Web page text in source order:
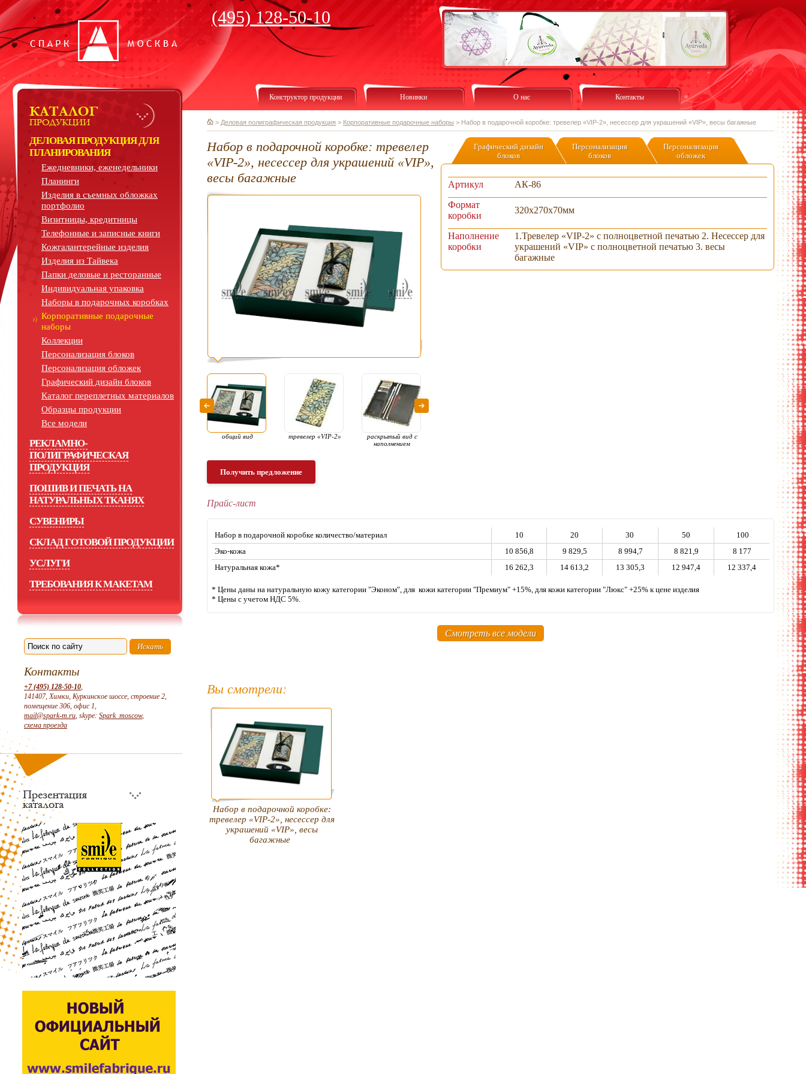
(495) 128-50-10
ДЕЛОВАЯ ПРОДУКЦИЯ ДЛЯ
ПЛАНИРОВАНИЯ
Ежедневники, еженедельники
Планинги
Изделия в съемных обложках
портфолио
Визитницы, кредитницы
Телефонные и записные книги
Кожгалантерейные изделия
Изделия из Тайвека
Папки деловые и ресторанные
Индивидуальная упаковка
Наборы в подарочных коробках
Корпоративные подарочные
наборы
Коллекции
Персонализация блоков
Персонализация обложек
Графический дизайн блоков
Каталог переплетных материалов
Образцы продукции
Все модели
РЕКЛАМНО-
ПОЛИГРАФИЧЕСКАЯ
ПРОДУКЦИЯ
ПОШИВ И ПЕЧАТЬ НА
НАТУРАЛЬНЫХ ТКАНЯХ
СУВЕНИРЫ
СКЛАД ГОТОВОЙ ПРОДУКЦИИ
УСЛУГИ
ТРЕБОВАНИЯ К МАКЕТАМ
Контакты
+7 (495) 128-50-10,
141407, Химки, Куркинское шоссе, строение 2,
помещение 306, офис 1,
mail@spark-m.ru, skype: Spark_moscow,
схема проезда
Конструктор продукции Новинки О нас Контакты
> Деловая полиграфическая продукция > Корпоративные подарочные наборы > Набор в подарочной коробке: тревелер «VIP-2», несессер для украшений «VIP», весы багажные
Набор в подарочной коробке: тревелер
«VIP-2», несессер для украшений «VIP»,
весы багажные
общий вид тревелер «VIP-2»
раскрытый вид с
наполнением
ассортимент
Получить предложение
Графический дизайн
блоков
Персонализация
блоков
Персонализация
обложек
Артикул
АК-86
Формат
коробки
320х270х70мм
Наполнение
коробки
1.Тревелер «VIP-2» с полноцветной печатью 2. Несессер для
украшений «VIP» с полноцветной печатью 3. весы
багажные
Прайс-лист
Набор в подарочной коробке количество/материал 10 20 30 50
100
Эко-кожа
10 856,8 9 829,5 8 994,7 8 821,9
8 177
Натуральная кожа*
16 262,3 14 613,2 13 305,3 12 947,4 12 337,4
* Цены даны на натуральную кожу категории "Эконом", для кожи категории "Премиум" +15%, для кожи категории "Люкс" +25% к цене изделия
* Цены с учетом НДС 5%.
Смотреть все модели
Вы смотрели:
Набор в подарочной коробке:
тревелер «VIP-2», несессер для
украшений «VIP», весы
багажные